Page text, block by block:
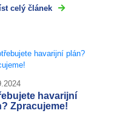
celý článek
havarijní
Zpracujeme!